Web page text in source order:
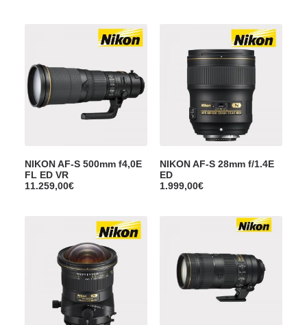
NIKON AF-S 500mm f4,0E
FL ED VR
11.259,00€
NIKON AF-S 28mm f/1.4E
ED
1.999,00€